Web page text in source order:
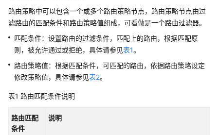
路
由
略
解
绑
ER
路
路由策略中可以包含一个或多个路由策略节点，路由策略节点由过
滤路由的匹配条件和路由策略值组成，可看做是一个路由过滤器。
匹配条件：设置路由的过滤条件，匹配上的路由，根据匹配原
则，被允许通过或拒绝，具体请参见表1。
路由策略值：根据匹配条件，可匹配的路由，依据路由策略设定
修改策略值，具体请参见表2。
表1 路由匹配条件说明
路由匹配
条件
说明